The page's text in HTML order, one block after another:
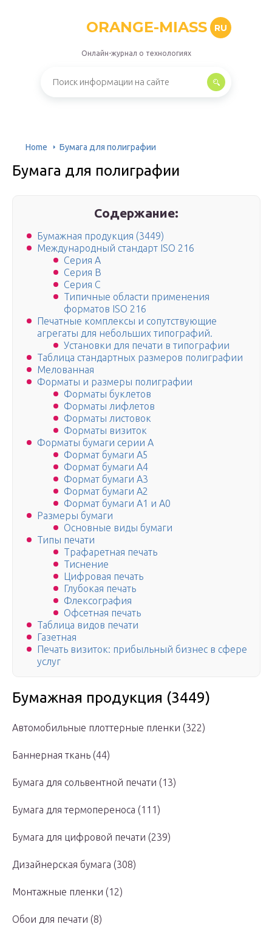
ORANGE-MIASS RU
Онлайн-журнал о технологиях
Home Бумага для полиграфии
Бумага для полиграфии
Содержание:
Бумажная продукция (3449)
Международный стандарт ISO 216
Серия A
Серия B
Серия C
Типичные области применения
форматов ISO 216
Печатные комплексы и сопутствующие
агрегаты для небольших типографий.
Установки для печати в типографии
Таблица стандартных размеров полиграфии
Мелованная
Форматы и размеры полиграфии
Форматы буклетов
Форматы лифлетов
Форматы листовок
Форматы визиток
Форматы бумаги серии А
Формат бумаги А5
Формат бумаги А4
Формат бумаги А3
Формат бумаги А2
Формат бумаги А1 и А0
Размеры бумаги
Основные виды бумаги
Типы печати
Трафаретная печать
Тиснение
Цифровая печать
Глубокая печать
Флексография
Офсетная печать
Таблица видов печати
Газетная
Печать визиток: прибыльный бизнес в сфере
услуг
Бумажная продукция (3449)
Автомобильные плоттерные пленки (322)
Баннерная ткань (44)
Бумага для сольвентной печати (13)
Бумага для термопереноса (111)
Бумага для цифровой печати (239)
Дизайнерская бумага (308)
Монтажные пленки (12)
Обои для печати (8)